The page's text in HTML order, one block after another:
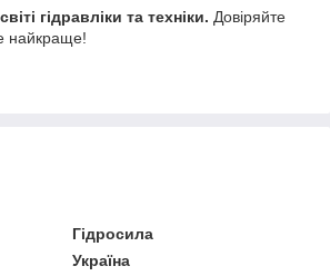
гідравліки та техніки. Довіряйте
найкраще!
Гідросила
Україна